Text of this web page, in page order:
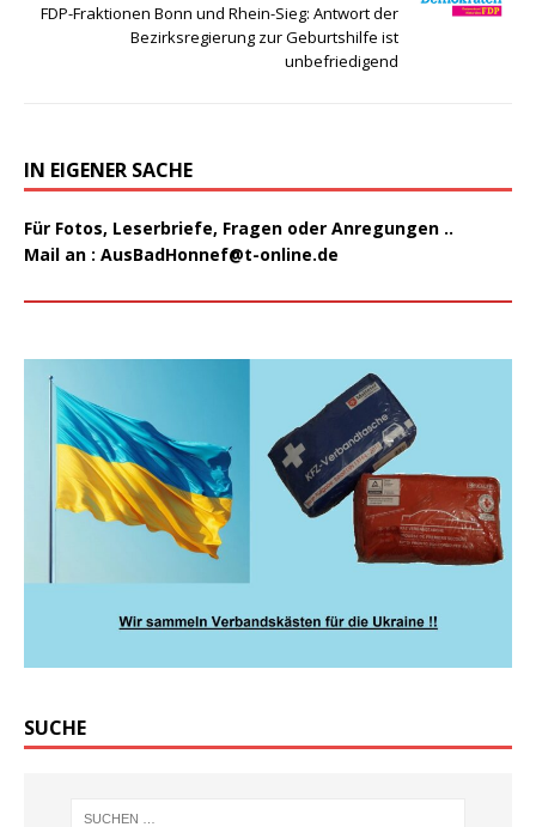
FDP-Fraktionen Bonn und Rhein-Sieg: Antwort der
Bezirksregierung zur Geburtshilfe ist
unbefriedigend
IN EIGENER SACHE
Für Fotos, Leserbriefe, Fragen oder Anregungen ..
Mail an : AusBadHonnef@t-online.de
SUCHE